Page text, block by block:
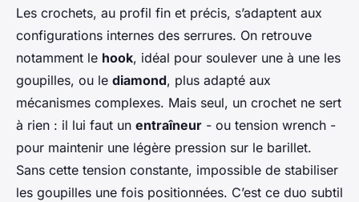
Les crochets, au profil fin et précis, s’adaptent aux
configurations internes des serrures. On retrouve
notamment le hook, idéal pour soulever une à une les
goupilles, ou le diamond, plus adapté aux
mécanismes complexes. Mais seul, un crochet ne sert
à rien : il lui faut un entraîneur - ou tension wrench -
pour maintenir une légère pression sur le barillet.
Sans cette tension constante, impossible de stabiliser
les goupilles une fois positionnées. C’est ce duo subtil